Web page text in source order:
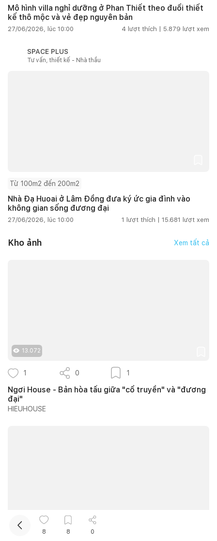
Mô hình villa nghỉ dưỡng ở Phan Thiết theo đuổi thiết
kế thô mộc và vẻ đẹp nguyên bản
27/06/2026, lúc 10:00 4 lượt thích | 5.879 lượt xem
SPACE PLUS
Tư vấn, thiết kế - Nhà thầu
Từ 100m2 đến 200m2
Nhà Đạ Huoai ở Lâm Đồng đưa ký ức gia đình vào
không gian sống đương đại
27/06/2026, lúc 10:00 1 lượt thích | 15.681 lượt xem
Kho ảnh Xem tất cả
13.072
1 0 1
Ngơi House - Bản hòa tấu giữa "cổ truyền" và "đương
đại"
HIEUHOUSE
10.363
8 8 0